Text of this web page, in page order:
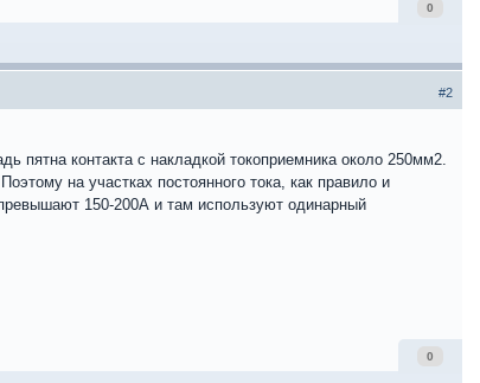
0
#2
контакта с накладкой токоприемника около 250мм2.
на участках постоянного тока, как правило и
150-200А и там используют одинарный
0